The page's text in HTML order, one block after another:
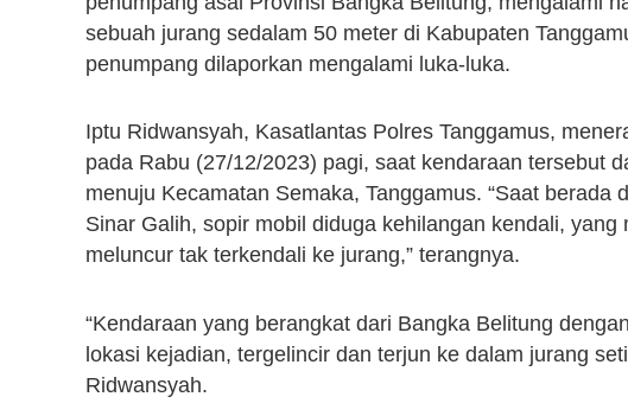
sebuah jurang sedalam 50 meter di Kabupaten
penumpang dilaporkan mengalami luka-luka.
Iptu Ridwansyah, Kasatlantas Polres Tanggamus,
pada Rabu (27/12/2023) pagi, saat kendaraan tersebut
menuju Kecamatan Semaka, Tanggamus. “Saat berada
Sinar Galih, sopir mobil diduga kehilangan kendali,
meluncur tak terkendali ke jurang,” terangnya.
“Kendaraan yang berangkat dari Bangka Belitung
lokasi kejadian, tergelincir dan terjun ke dalam jurang
Ridwansyah.